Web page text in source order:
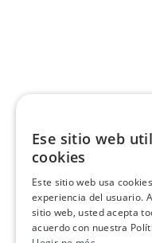
Ese sitio web
cookies
Este sitio web usa
experiencia del usuario.
sitio web, usted acepta
acuerdo con nuestra